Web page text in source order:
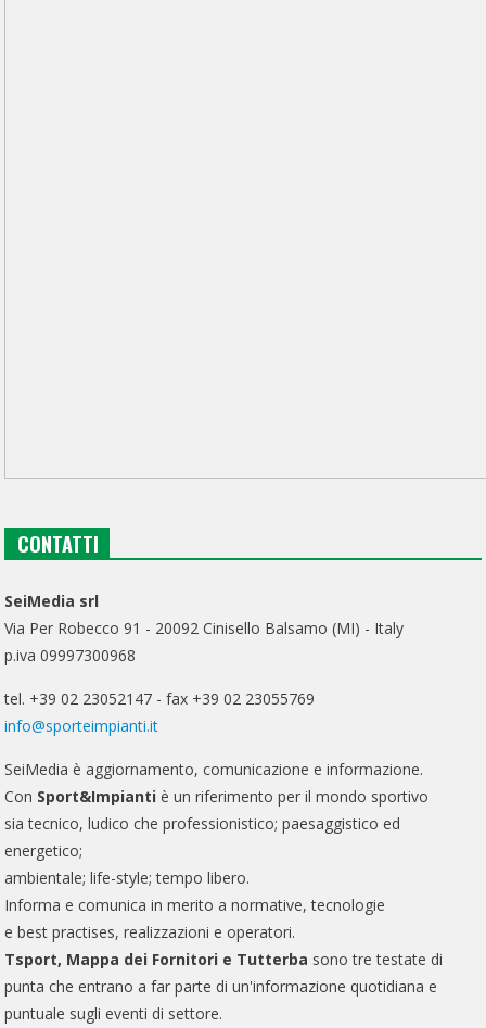
CONTATTI
SeiMedia srl
Via Per Robecco 91 - 20092 Cinisello Balsamo (MI) - Italy
p.iva 09997300968
tel. +39 02 23052147 - fax +39 02 23055769
info@sporteimpianti.it
SeiMedia è aggiornamento, comunicazione e informazione.
Con Sport&Impianti è un riferimento per il mondo sportivo
sia tecnico, ludico che professionistico; paesaggistico ed
energetico;
ambientale; life-style; tempo libero.
Informa e comunica in merito a normative, tecnologie
e best practises, realizzazioni e operatori.
Tsport, Mappa dei Fornitori e Tutterba sono tre testate di
punta che entrano a far parte di un'informazione quotidiana e
puntuale sugli eventi di settore.